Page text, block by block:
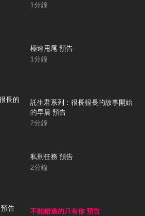
1分鐘
極速甩尾 預告
1分鐘
託生君系列：很長很長的故事開始
的早晨 預告
2分鐘
私刑任務 預告
2分鐘
不能錯過的只有你 預告